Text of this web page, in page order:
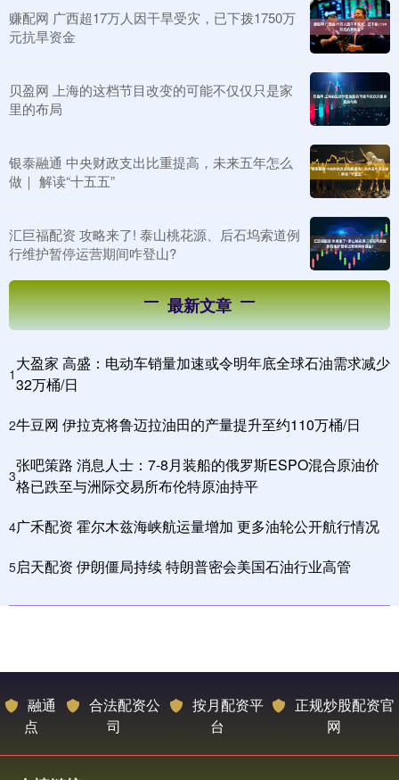
赚配网 广西超17万人因干旱受灾，已下拨1750万
元抗旱资金
贝盈网 上海的这档节目改变的可能不仅仅只是家
里的布局
银泰融通 中央财政支出比重提高，未来五年怎么
做｜ 解读“十五五”
汇巨福配资 攻略来了! 泰山桃花源、后石坞索道例
行维护暂停运营期间咋登山?
最新文章
1
大盈家 高盛：电动车销量加速或令明年底全球石油需求减少
32万桶/日
2牛豆网 伊拉克将鲁迈拉油田的产量提升至约110万桶/日
3
张吧策路 消息人士：7-8月装船的俄罗斯ESPO混合原油价
格已跌至与洲际交易所布伦特原油持平
4广禾配资 霍尔木兹海峡航运量增加 更多油轮公开航行情况
5启天配资 伊朗僵局持续 特朗普密会美国石油行业高管
融通
点
合法配资公
司
按月配资平
台
正规炒股配资官
网